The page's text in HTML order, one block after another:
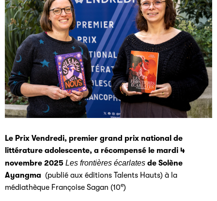
Le Prix Vendredi, premier grand prix national de
littérature adolescente, a récompensé le mardi 4
novembre 2025 Les frontières écarlates de Solène
Ayangma (publié aux éditions Talents Hauts) à la
médiathèque Françoise Sagan (10e)